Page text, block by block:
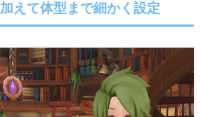
えて体型まで細かく設定